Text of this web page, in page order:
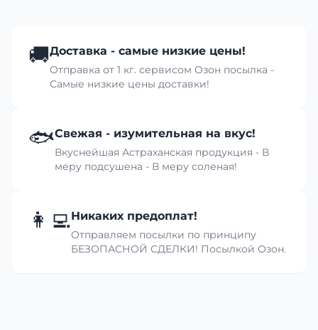
🚚Доставка - самые низкие цены!
Отправка от 1 кг. сервисом Озон посылка -
Самые низкие цены доставки!
🐟Свежая - изумительная на вкус!
Вкуснейшая Астраханская продукция - В
меру подсушена - В меру соленая!
👩‍💻Никаких предоплат!
Отправляем посылки по принципу
БЕЗОПАСНОЙ СДЕЛКИ! Посылкой Озон.